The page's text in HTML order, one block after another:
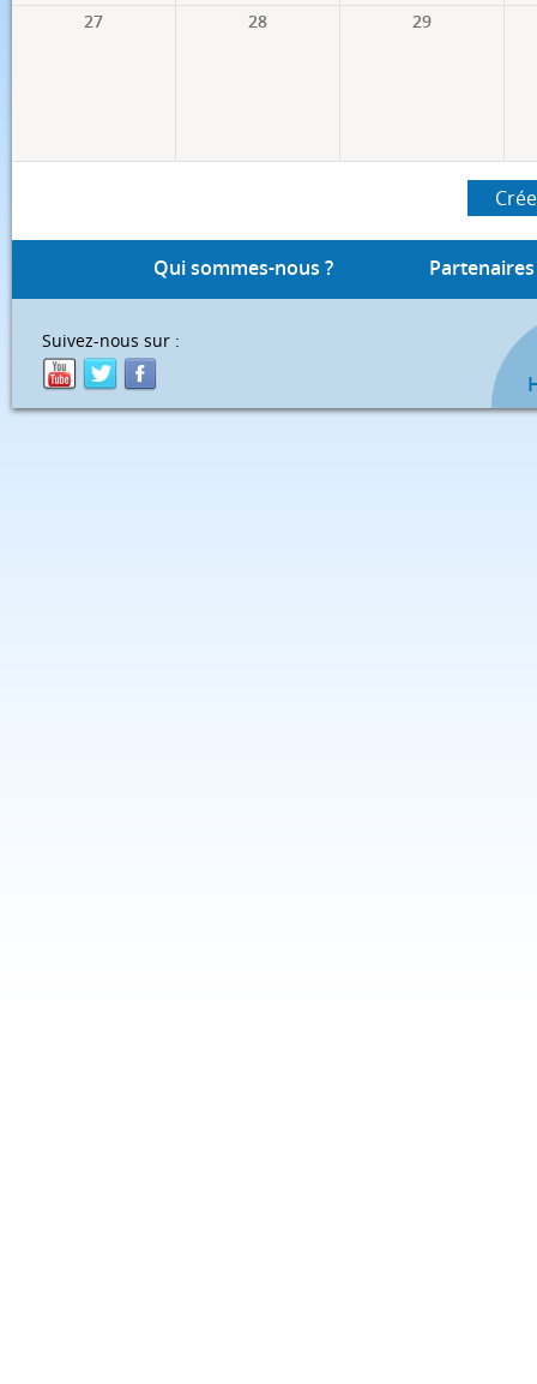
27 28 29
Qui sommes-nous ? Partenaires
Suivez-nous sur :